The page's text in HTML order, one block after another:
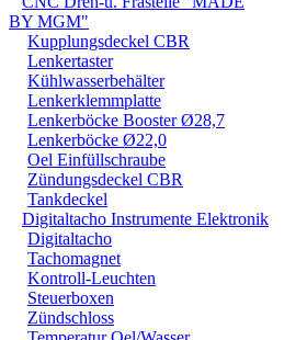
BY MGM"
Kupplungsdeckel CBR
Lenkertaster
Kühlwasserbehälter
Lenkerklemmplatte
Lenkerböcke Booster Ø28,7
Lenkerböcke Ø22,0
Oel Einfüllschraube
Zündungsdeckel CBR
Tankdeckel
Digitaltacho Instrumente Elektronik
Digitaltacho
Tachomagnet
Kontroll-Leuchten
Steuerboxen
Zündschloss